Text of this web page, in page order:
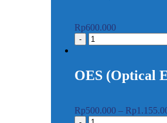
Rp600.000
OES (Optical
Rp500.000 – Rp